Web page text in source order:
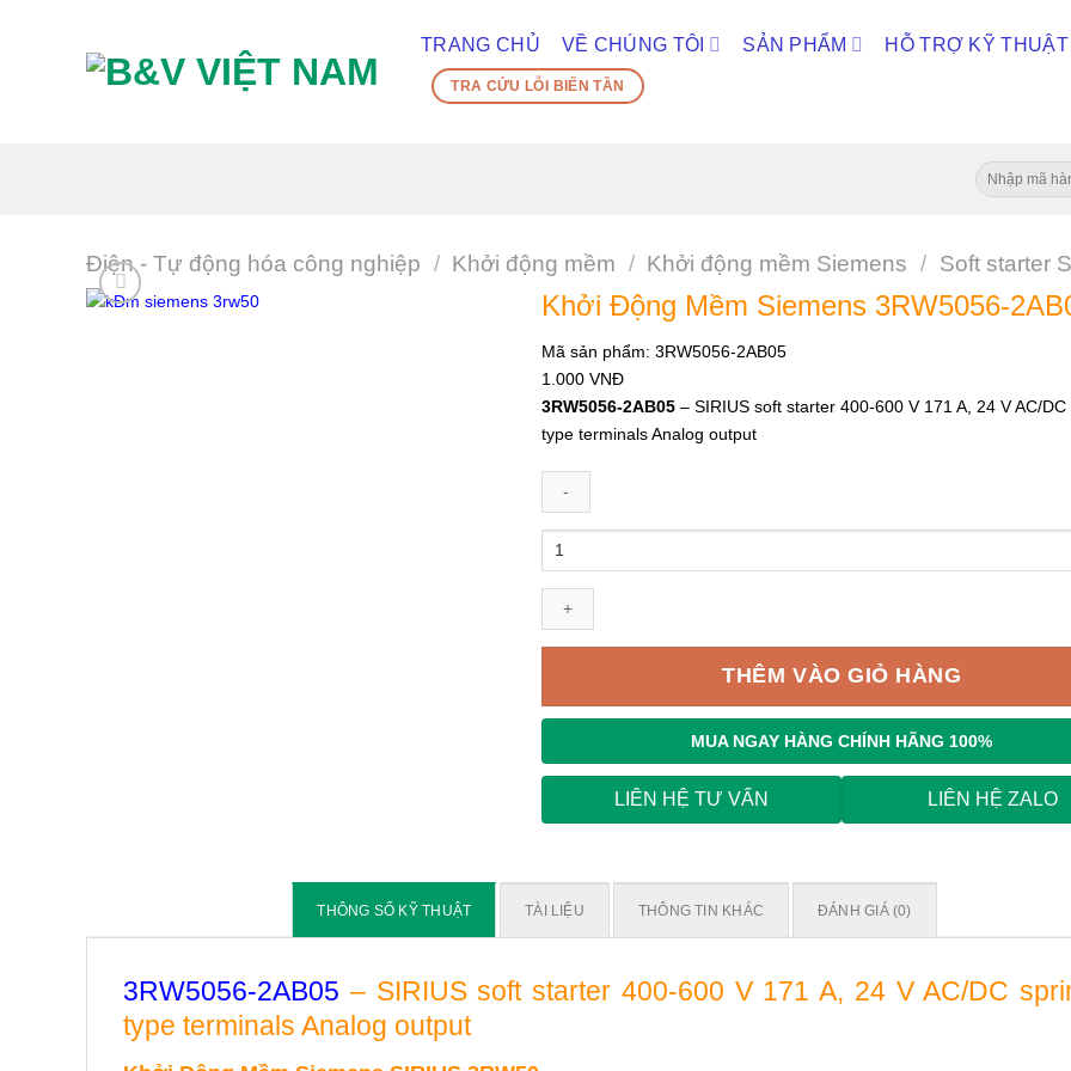
TRANG CHỦ VỀ CHÚNG TÔI SẢN PHẨM HỖ TRỢ KỸ THUẬT
TRA CỨU LỖI BIẾN TẦN
Tìm
kiếm:
Điện - Tự động hóa công nghiệp / Khởi động mềm / Khởi động mềm Siemens / Soft starter
Khởi Động Mềm Siemens 3RW5056-
Mã sản phẩm: 3RW5056-2AB05
1.000VNĐ
3RW5056-2AB05– SIRIUS soft starter 400-600 V 171 A, 24 V AC/DC
type terminals Analog output
Mềm
Siemens
3RW5056-
lượng
THÊM VÀO GIỎ HÀNG
MUA NGAY HÀNG CHÍNH HÃNG 100%
LIÊN HỆ TƯ VẤN LIÊN HỆ ZALO
THÔNG SỐ KỸ THUẬT TÀI LIỆU THÔNG TIN KHÁC ĐÁNH GIÁ (0)
3RW5056-2AB05 – SIRIUS soft starter 400-600 V 171 A, 24 V AC/DC
type terminals Analog output